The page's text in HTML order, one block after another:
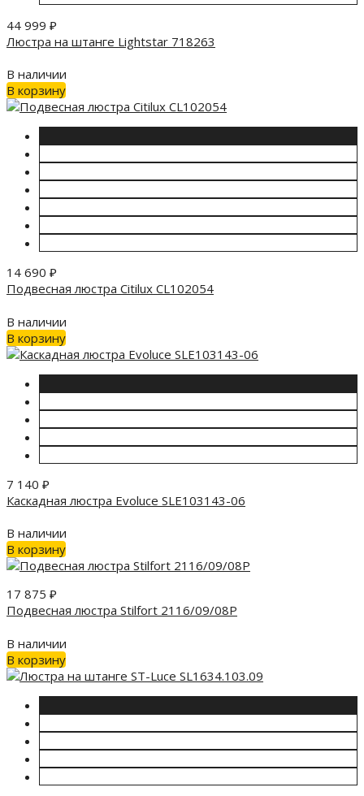
44 999 ₽
Люстра на штанге Lightstar 718263
В наличии
В корзину
14 690 ₽
Подвесная люстра Citilux CL102054
В наличии
В корзину
7 140 ₽
Каскадная люстра Evoluce SLE103143-06
В наличии
В корзину
17 875 ₽
Подвесная люстра Stilfort 2116/09/08P
В наличии
В корзину